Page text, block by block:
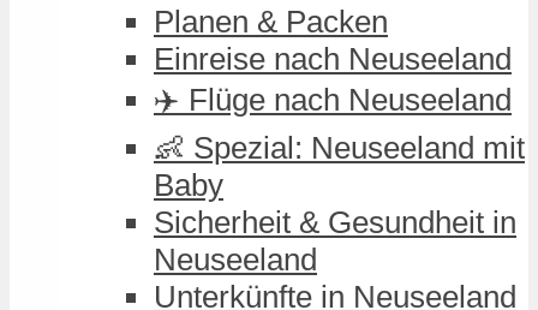
Planen & Packen
Einreise nach Neuseeland
✈️ Flüge nach Neuseeland
👶 Spezial: Neuseeland mit
Baby
Sicherheit & Gesundheit in
Neuseeland
Unterkünfte in Neuseeland